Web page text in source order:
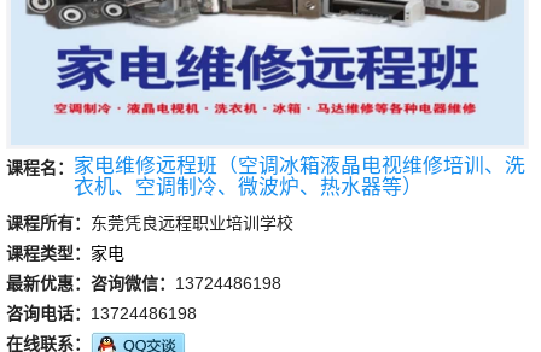
课程名： 家电维修远程班（空调冰箱液晶电视维修培训、洗
衣机、空调制冷、微波炉、热水器等）
课程所有： 东莞凭良远程职业培训学校
课程类型： 家电
最新优惠： 咨询微信： 13724486198
咨询电话： 13724486198
在线联系：